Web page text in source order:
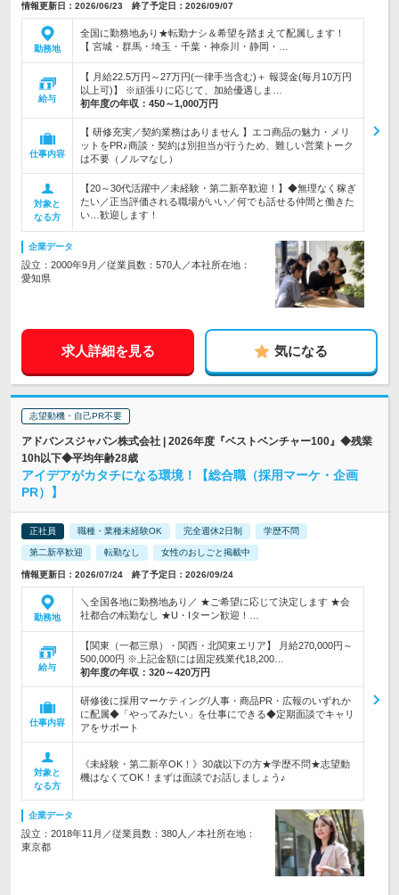
情報更新日：2026/06/23 終了予定日：2026/09/07
勤務地
全国に勤務地あり★転勤ナシ＆希望を踏まえて配属します！
【 宮城・群馬・埼玉・千葉・神奈川・静岡・…
給与
【 月給22.5万円～27万円(一律手当含む)＋ 報奨金(毎月10万円
以上可)】 ※頑張りに応じて、加給優遇しま…
初年度の年収： 450～1,000万円
仕事内容
【 研修充実／契約業務はありません 】エコ商品の魅力・メリ
ットをPR♪商談・契約は別担当が行うため、難しい営業トーク
は不要（ノルマなし）
対象と
なる方
【20～30代活躍中／未経験・第二新卒歓迎！】◆無理なく稼ぎ
たい／正当評価される職場がいい／何でも話せる仲間と働きた
い…歓迎します！
企業データ
設立：2000年9月／従業員数：570人／本社所在地：
愛知県
求人詳細を見る 気になる
志望動機・自己PR不要
アドバンスジャパン株式会社 | 2026年度『ベストベンチャー100』◆残業
10h以下◆平均年齢28歳
アイデアがカタチになる環境！【総合職（採用マーケ・企画
PR）】
正社員 職種・業種未経験OK 完全週休2日制 学歴不問
第二新卒歓迎 転勤なし 女性のおしごと掲載中
情報更新日：2026/07/24 終了予定日：2026/09/24
勤務地
＼全国各地に勤務地あり／ ★ご希望に応じて決定します ★会
社都合の転勤なし ★U・Iターン歓迎！…
給与
【関東（一都三県）・関西・北関東エリア】 月給270,000円～
500,000円 ※上記金額には固定残業代18,200…
初年度の年収： 320～420万円
仕事内容
研修後に採用マーケティング/人事・商品PR・広報のいずれか
に配属◆「やってみたい」を仕事にできる◆定期面談でキャリ
アをサポート
対象と
なる方
《未経験・第二新卒OK！》30歳以下の方★学歴不問★志望動
機はなくてOK！まずは面談でお話しましょう♪
企業データ
設立：2018年11月／従業員数：380人／本社所在地：
東京都